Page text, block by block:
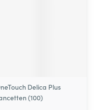
Delica Plus
(100)